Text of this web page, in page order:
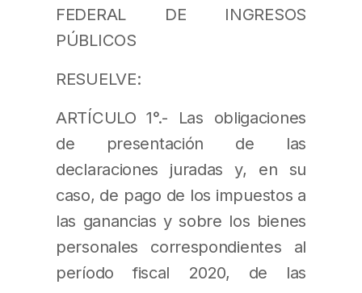
FEDERAL DE INGRESOS
PÚBLICOS
RESUELVE:
ARTÍCULO 1°.- Las obligaciones
de presentación de las
declaraciones juradas y, en su
caso, de pago de los impuestos a
las ganancias y sobre los bienes
personales correspondientes al
período fiscal 2020, de las